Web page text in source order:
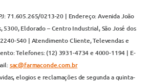
71.605.265/0213-20 | Endereço: Avenida João
5300, Eldorado – Centro Industrial, São José dos
540 | Atendimento Cliente, Televendas e
Telefones: (12) 3931-4734 e 4000-1194 | E-
sac@farmaconde.com.br
elogios e reclamações de segunda a quinta-